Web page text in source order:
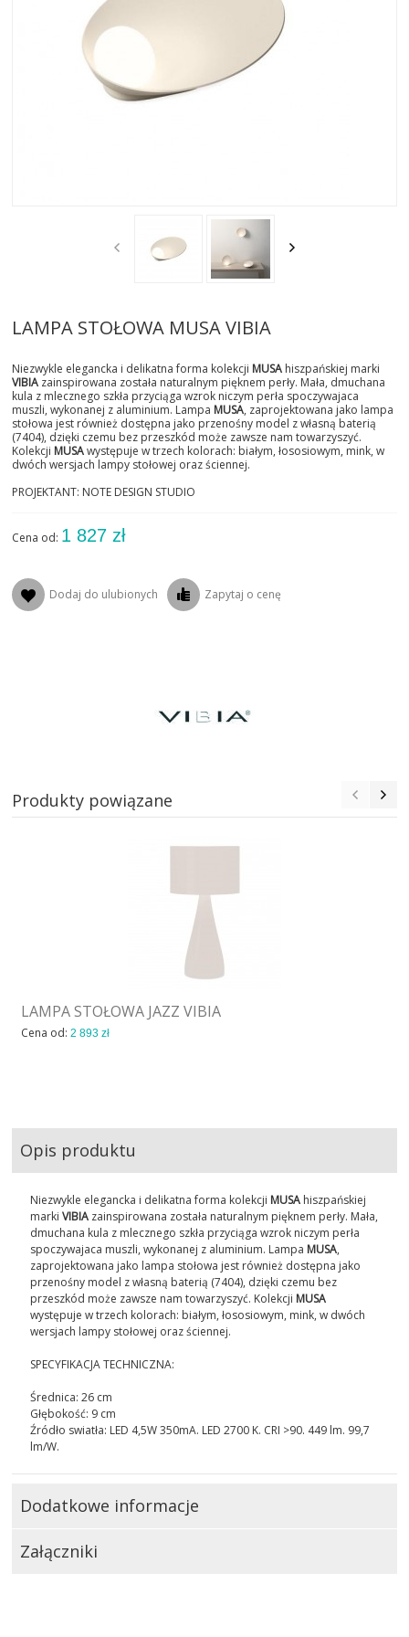
AKTUALNOSCI
STREFA-PROJEKTANTA
LAMPA STOŁOWA MUSA VIBIA
Niezwykle elegancka i delikatna forma kolekcji MUSA hiszpańskiej marki
VIBIA zainspirowana została naturalnym pięknem perły. Mała, dmuchana
kula z mlecznego szkła przyciąga wzrok niczym perła spoczywajaca
muszli, wykonanej z aluminium. Lampa MUSA, zaprojektowana jako lampa
stołowa jest również dostępna jako przenośny model z własną baterią
(7404), dzięki czemu bez przeszkód może zawsze nam towarzyszyć.
Kolekcji MUSAwystępuje w trzech kolorach: białym, łososiowym, mink, w
dwóch wersjach lampy stołowej oraz ściennej.
PROJEKTANT: NOTE DESIGN STUDIO
Cena od: 1 827 zł
Dodaj do ulubionych Zapytaj o cenę
Produkty powiązane
LAMPA STOŁOWA JAZZ VIBIA
Cena od:2 893 zł
Opis produktu
Niezwykle elegancka i delikatna forma kolekcji MUSA hiszpańskiej
markiVIBIA zainspirowana została naturalnym pięknem perły. Mała,
dmuchana kula z mlecznego szkła przyciąga wzrok niczym perła
spoczywajaca muszli, wykonanej z aluminium. Lampa MUSA,
zaprojektowana jako lampa stołowa jest również dostępna jako
przenośny model z własną baterią (7404), dzięki czemu bez
przeszkód może zawsze nam towarzyszyć. Kolekcji MUSA
występuje w trzech kolorach: białym, łososiowym, mink, w dwóch
wersjach lampy stołowej oraz ściennej.
SPECYFIKACJA TECHNICZNA:
Średnica: 26 cm
Głębokość: 9 cm
Źródło swiatła: LED 4,5W 350mA. LED 2700 K. CRI >90. 449 lm. 99,7
lm/W.
Dodatkowe informacje
Załączniki